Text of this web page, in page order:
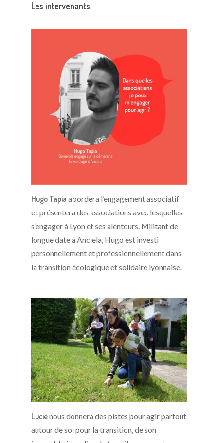
Les intervenants
Hugo Tapiaabordera l’engagement associatif
et présentera des associations avec lesquelles
s’engager à Lyon et ses alentours. Militant de
longue date à Anciela, Hugo est investi
personnellement et professionnellement dans
la transition écologique et solidaire lyonnaise.
Lucienous donnera des pistes pour agir partout
autour de soi pour la transition, de son